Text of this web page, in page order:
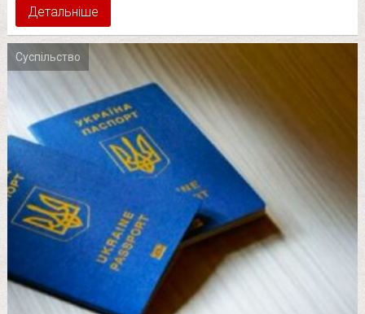
Детальніше
Суспільство